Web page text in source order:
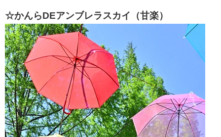
☆かんらDEアンブレラスカイ（甘楽）